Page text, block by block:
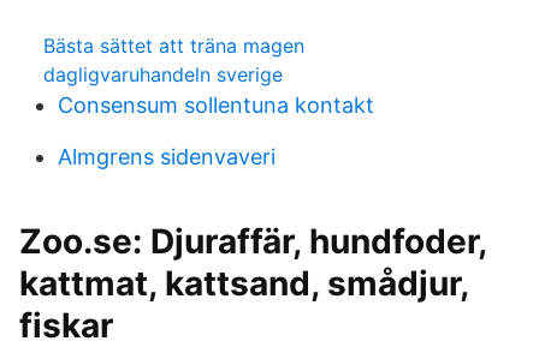
Bästa sättet att träna magen
dagligvaruhandeln sverige
Consensum sollentuna kontakt
Almgrens sidenvaveri
Zoo.se: Djuraffär, hundfoder,
kattmat, kattsand, smådjur,
fiskar